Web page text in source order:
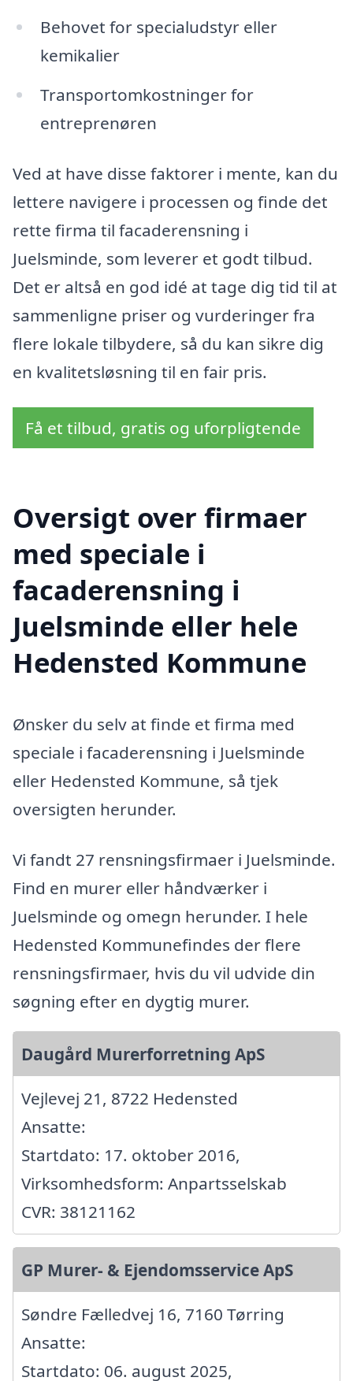
Behovet for specialudstyr eller
kemikalier
Transportomkostninger for
entreprenøren
Ved at have disse faktorer i mente, kan du
lettere navigere i processen og finde det
rette firma til facaderensning i
Juelsminde, som leverer et godt tilbud.
Det er altså en god idé at tage dig tid til at
sammenligne priser og vurderinger fra
flere lokale tilbydere, så du kan sikre dig
en kvalitetsløsning til en fair pris.
Få et tilbud, gratis og uforpligtende
Oversigt over firmaer
med speciale i
facaderensning i
Juelsminde eller hele
Hedensted Kommune
Ønsker du selv at finde et firma med
speciale i facaderensning i Juelsminde
eller Hedensted Kommune, så tjek
oversigten herunder.
Vi fandt 27 rensningsfirmaer i Juelsminde.
Find en murer eller håndværker i
Juelsminde og omegn herunder. I hele
Hedensted Kommunefindes der flere
rensningsfirmaer, hvis du vil udvide din
søgning efter en dygtig murer.
Daugård Murerforretning ApS
Vejlevej 21, 8722 Hedensted
Ansatte:
Startdato: 17. oktober 2016,
Virksomhedsform: Anpartsselskab
CVR: 38121162
GP Murer- & Ejendomsservice ApS
Søndre Fælledvej 16, 7160 Tørring
Ansatte:
Startdato: 06. august 2025,